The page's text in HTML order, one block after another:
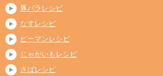
豚バラレシピ
なすレシピ
ピーマンレシピ
じゃがいもレシピ
さばレシピ